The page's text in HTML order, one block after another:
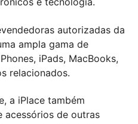
autorizadas da
ampla gama de
iPads, MacBooks,
relacionados.
a iPlace também
acessórios de outras